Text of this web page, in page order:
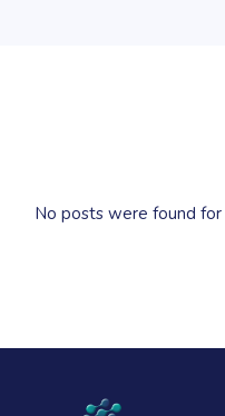
No posts were found